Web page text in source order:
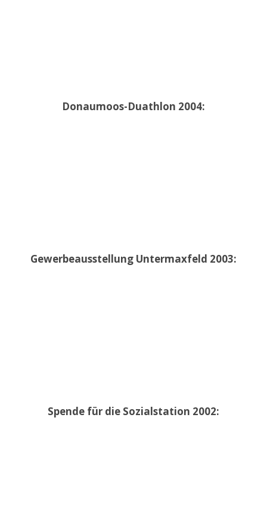
Donaumoos-Duathlon 2004:
Gewerbeausstellung Untermaxfeld 2003:
Spende für die Sozialstation 2002: